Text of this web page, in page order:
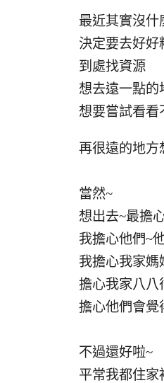
最近其實沒什
決定要去好好
到處找資源
想去遠一點的
想要嘗試看看
再很遠的地方
當然~
想出去~最擔
我擔心他們~
我擔心我家媽
擔心我家八八
擔心他們會覺
不過還好啦~
平常我都住家